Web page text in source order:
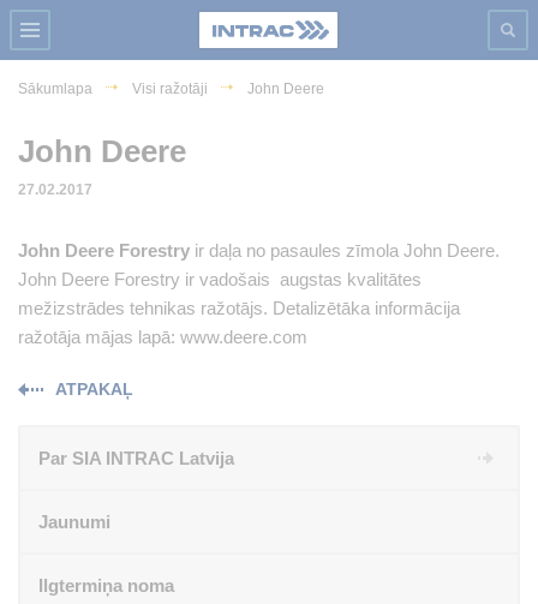
Sākumlapa Visi ražotāji John Deere
John Deere
27.02.2017
John Deere Forestry ir daļa no pasaules zīmola John Deere.
John Deere Forestry ir vadošais augstas kvalitātes
mežizstrādes tehnikas ražotājs. Detalizētāka informācija
ražotāja mājas lapā: www.deere.com
ATPAKAĻ
Par SIA INTRAC Latvija
Jaunumi
Ilgtermiņa noma